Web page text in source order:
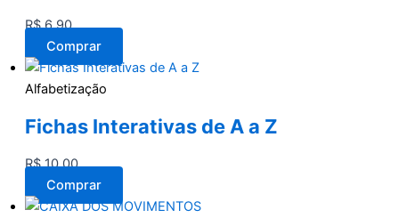
R$6,90
Comprar
Alfabetização
Fichas Interativas de A a Z
R$10,00
Comprar